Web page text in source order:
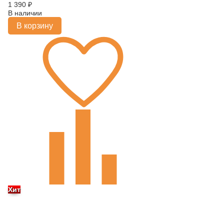
1 390 ₽
В наличии
В корзину
Хит